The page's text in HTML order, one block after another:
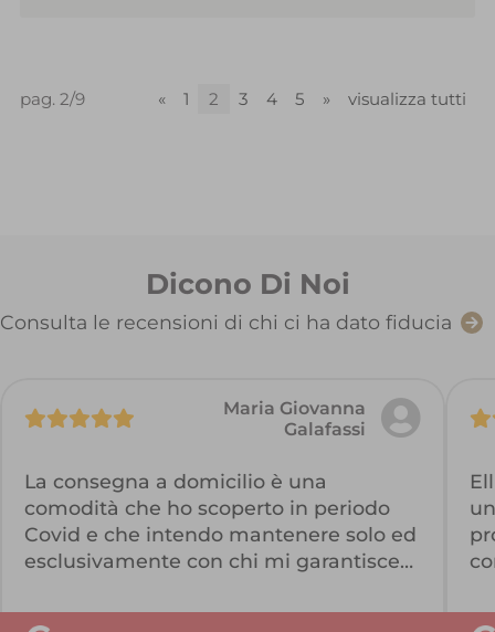
pag. 2/9 « 1 2 3 4 5 » visualizza tutti
Dicono Di Noi
Consulta le recensioni di chi ci ha dato fiducia
Maria Giovanna
Galafassi
La consegna a domicilio è una
comodità che ho scoperto in periodo
Covid e che intendo mantenere solo ed
esclusivamente con chi mi garantisce
soddisfatto le mie esigenze con